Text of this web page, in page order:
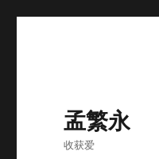
孟繁永
收获爱